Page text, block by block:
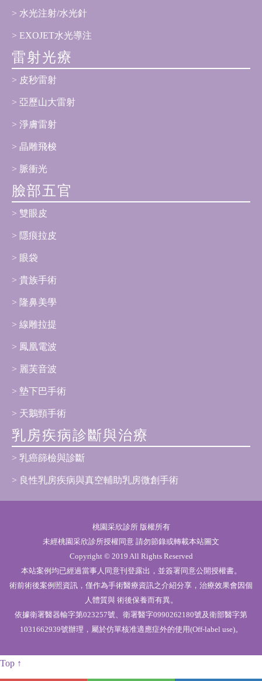
水光注射/水光針
EXOJET水光導注
雷射光療
皮秒雷射
亞歷山大雷射
淨膚雷射
晶雕飛梭
脈衝光
臉部五官
雙眼皮
隱痕拉皮
眼袋
貴族手術
隆鼻美學
線雕拉提
鳳凰電波
麗芙音波
墊下巴手術
天鵝頸手術
乳房疾病診斷與治療
乳癌篩檢與診斷
良性乳房疾病與真空輔助乳房微創手術
桃園采欣診所 版權所有
未經桃園采欣診所授權同意 請勿節錄或轉載本站圖文
Copyright © 2019 All Rights Reserved
本站案例均已經過當事人同意刊登露出，並簽署同意公開授權書。
術前術後案例照資訊，僅作為手術醫療資訊之介紹分享，治療效果會因個
人體質與 術後保養而有異。
依據衛署醫器輸字第023257號、衛署醫字0990262180號及衛部醫字第
1031662939號辦理，屬於仿單核准適應症外的使用(Off-label use)。
Top ↑